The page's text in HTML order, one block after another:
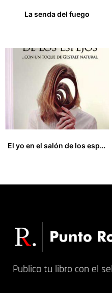
La senda del fuego
El yo en el salón de los espejos, con un toque de Gestalt natural
Publica tu libro con el